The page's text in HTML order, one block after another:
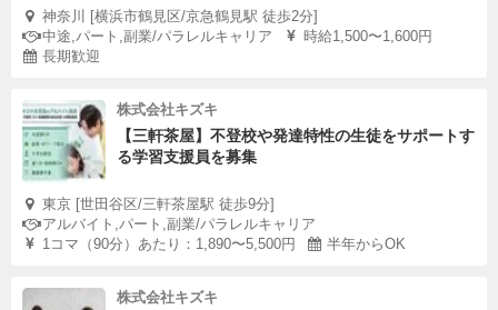
神奈川 [横浜市鶴見区/京急鶴見駅 徒歩2分]
中途,パート,副業/パラレルキャリア
時給1,500〜1,600円
長期歓迎
株式会社キズキ
【三軒茶屋】不登校や発達特性の生徒をサポートす
る学習支援員を募集
東京 [世田谷区/三軒茶屋駅 徒歩9分]
アルバイト,パート,副業/パラレルキャリア
1コマ（90分）あたり：1,890〜5,500円
半年からOK
株式会社キズキ